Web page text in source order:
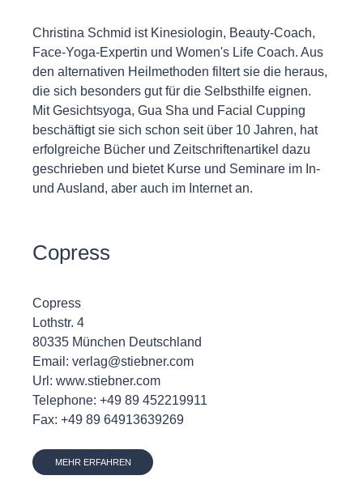
Christina Schmid ist Kinesiologin, Beauty-Coach,
Face-Yoga-Expertin und Women's Life Coach. Aus
den alternativen Heilmethoden filtert sie die heraus,
die sich besonders gut für die Selbsthilfe eignen.
Mit Gesichtsyoga, Gua Sha und Facial Cupping
beschäftigt sie sich schon seit über 10 Jahren, hat
erfolgreiche Bücher und Zeitschriftenartikel dazu
geschrieben und bietet Kurse und Seminare im In-
und Ausland, aber auch im Internet an.
Copress
Copress
Lothstr. 4
80335 München Deutschland
Email: verlag@stiebner.com
Url: www.stiebner.com
Telephone: +49 89 452219911
Fax: +49 89 64913639269
MEHR ERFAHREN